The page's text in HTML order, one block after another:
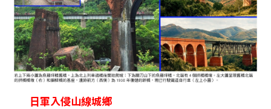
日軍入侵山線城鄉